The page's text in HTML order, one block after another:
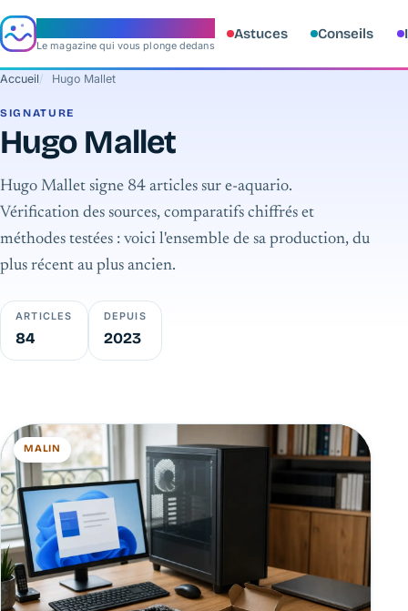
Le magazine qui vous plonge dedans
Astuces Conseils
Accueil Hugo Mallet
SIGNATURE
Hugo Mallet
Hugo Mallet signe 84 articles sur e-aquario.
Vérification des sources, comparatifs chiffrés et
méthodes testées : voici l'ensemble de sa production, du
plus récent au plus ancien.
ARTICLES
84
DEPUIS
2023
Les articles de cette sélection
MALIN